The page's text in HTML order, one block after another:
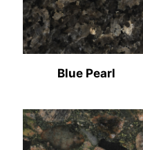
Blue Pearl